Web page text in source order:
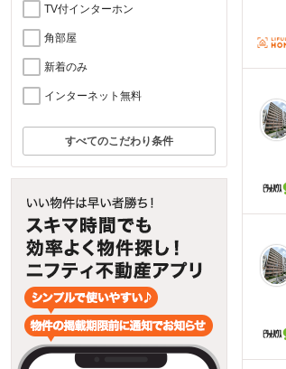
TV付インターホン
角部屋
新着のみ
インターネット無料
すべてのこだわり条件